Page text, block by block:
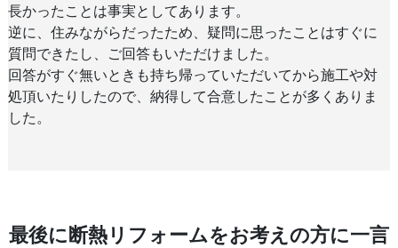
長かったことは事実としてあります。
逆に、住みながらだったため、疑問に思ったことはすぐに
質問できたし、ご回答もいただけました。
回答がすぐ無いときも持ち帰っていただいてから施工や対
処頂いたりしたので、納得して合意したことが多くありま
した。
最後に断熱リフォームをお考えの方に一言